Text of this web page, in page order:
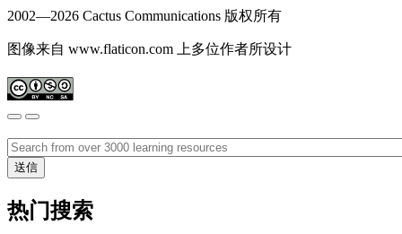
2002—2026 Cactus Communications 版权所有
图像来自 www.flaticon.com 上多位作者所设计
热门搜索